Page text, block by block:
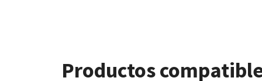
Productos